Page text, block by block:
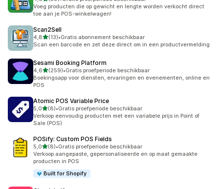
39 recensies in totaal
Voeg producten die op gewicht en lengte worden verkocht direct
toe aan je POS-winkelwagen!
Scan2Sell
4,8van 5 sterren
(13)
13 recensies in totaal
•Gratis abonnement beschikbaar
Scan een barcode en zet deze direct om in een productvermelding
Sesami Booking Platform
4,6van 5 sterren
(259)
259 recensies in totaal
•Gratis proefperiode beschikbaar
Boekingsapp voor diensten, ervaringen en evenementen, online en
POS
Atomic POS Variable Price
5,0van 5 sterren
(8)
8 recensies in totaal
•Gratis proefperiode beschikbaar
Verkoop eenvoudig producten met een variabele prijs in Point of
Sale (POS)
POSify: Custom POS Fields
5,0van 5 sterren
(8)
8 recensies in totaal
•Gratis proefperiode beschikbaar
Verkoop aangepaste, gepersonaliseerde en op maat gemaakte
producten in POS
Built for Shopify